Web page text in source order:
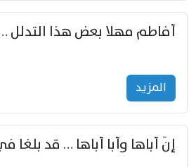
المزید
إنّ أباها وأبا أباها … قد بلغا